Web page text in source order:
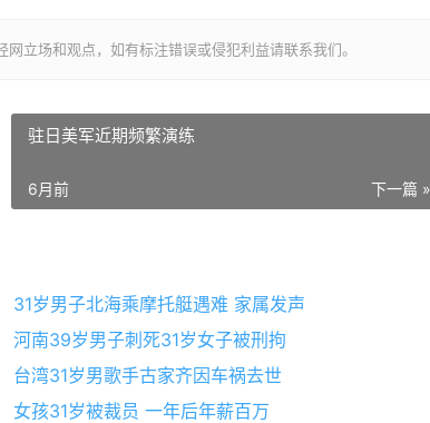
立场和观点，如有标注错误或侵犯利益请联系我们。
驻日美军近期频繁演练
下一篇 »
6月前
31岁男子北海乘摩托艇遇难 家属发声
河南39岁男子刺死31岁女子被刑拘
台湾31岁男歌手古家齐因车祸去世
女孩31岁被裁员 一年后年薪百万